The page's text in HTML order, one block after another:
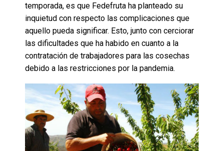
temporada, es que Fedefruta ha planteado su
inquietud con respecto las complicaciones que
aquello pueda significar. Esto, junto con cerciorar
las dificultades que ha habido en cuanto a la
contratación de trabajadores para las cosechas
debido a las restricciones por la pandemia.